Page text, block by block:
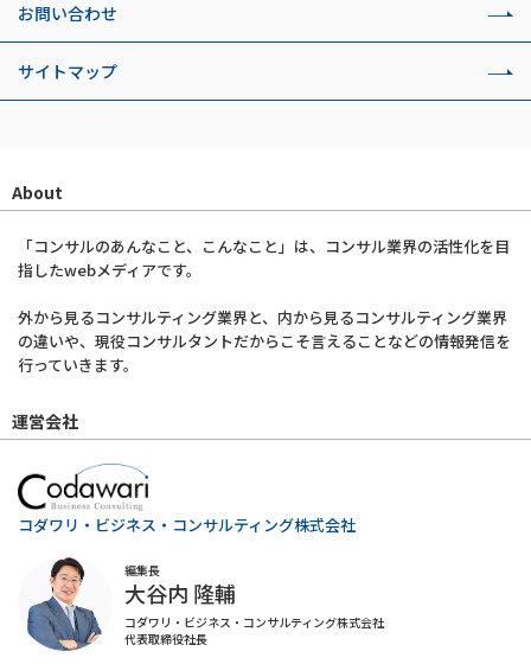
お問い合わせ
サイトマップ
About
「コンサルのあんなこと、こんなこと」は、コンサル業界の活性化を目
指したwebメディアです。
外から見るコンサルティング業界と、内から見るコンサルティング業界
の違いや、現役コンサルタントだからこそ言えることなどの情報発信を
行っていきます。
運営会社
コダワリ・ビジネス・コンサルティング株式会社
編集長
大谷内 隆輔
コダワリ・ビジネス・コンサルティング株式会社
代表取締役社長